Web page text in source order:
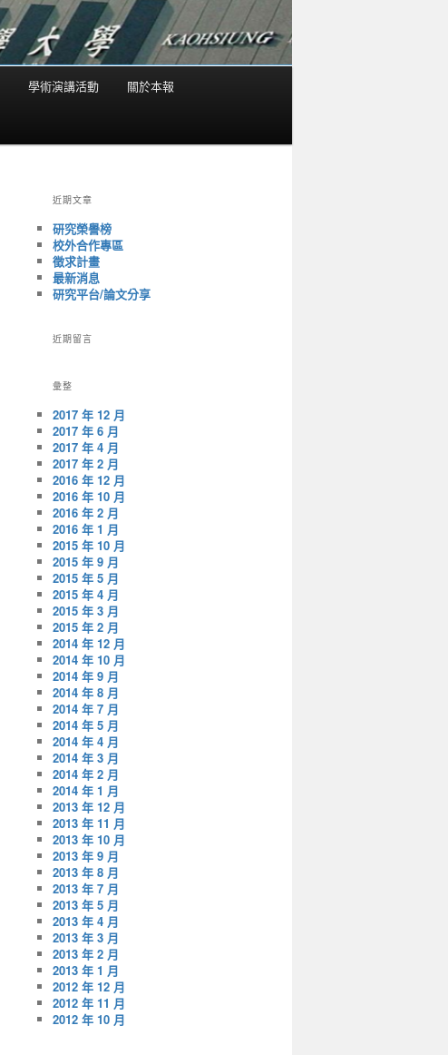
學術演講活動 關於本報
近期文章
研究榮譽榜
校外合作專區
徵求計畫
最新消息
研究平台/論文分享
近期留言
彙整
2017 年 12 月
2017 年 6 月
2017 年 4 月
2017 年 2 月
2016 年 12 月
2016 年 10 月
2016 年 2 月
2016 年 1 月
2015 年 10 月
2015 年 9 月
2015 年 5 月
2015 年 4 月
2015 年 3 月
2015 年 2 月
2014 年 12 月
2014 年 10 月
2014 年 9 月
2014 年 8 月
2014 年 7 月
2014 年 5 月
2014 年 4 月
2014 年 3 月
2014 年 2 月
2014 年 1 月
2013 年 12 月
2013 年 11 月
2013 年 10 月
2013 年 9 月
2013 年 8 月
2013 年 7 月
2013 年 5 月
2013 年 4 月
2013 年 3 月
2013 年 2 月
2013 年 1 月
2012 年 12 月
2012 年 11 月
2012 年 10 月